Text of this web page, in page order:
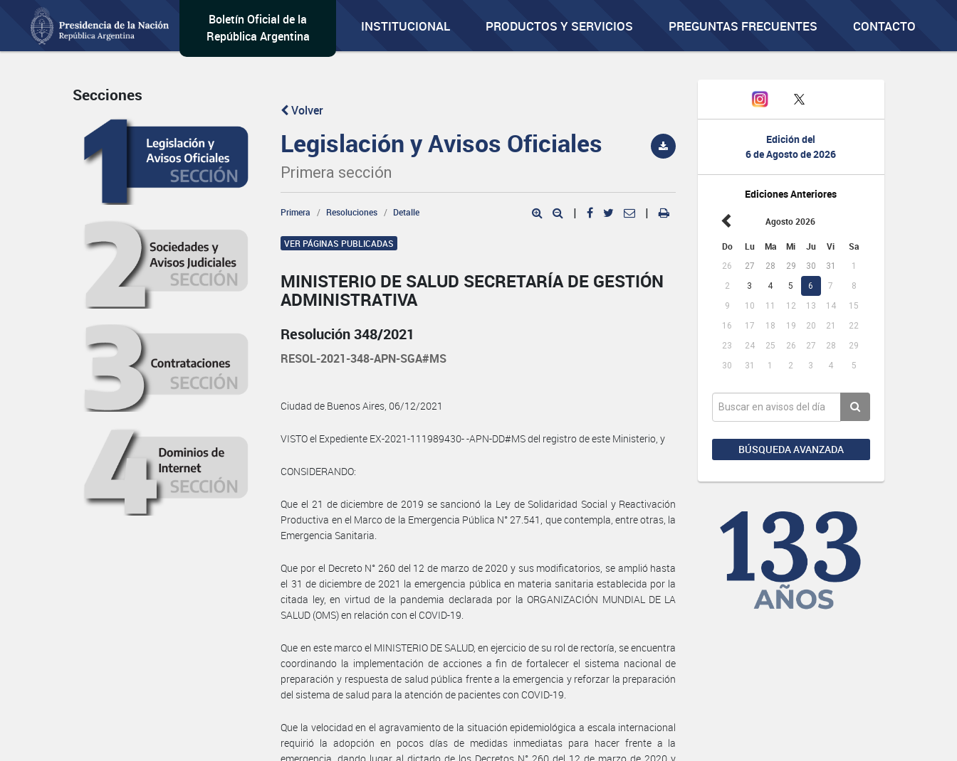
Boletín Oficial de la
República Argentina
INSTITUCIONAL PRODUCTOS Y SERVICIOS PREGUNTAS FRECUENTES CONTACTO
Edición del
6 de Agosto de 2026
Ediciones Anteriores
Agosto 2026
Do Lu Ma Mi Ju Vi Sa
26 27 28 29 30 31
1
2
3 4 5 6 7
8
9
10 11 12 13 14
15
16
17 18 19 20 21
22
23
24 25 26 27 28
29
30
31 1 2 3 4 5
BÚSQUEDA AVANZADA
Secciones
Volver
Legislación y Avisos Oficiales
Primera sección
Primera Resoluciones Detalle | |
VER PÁGINAS PUBLICADAS
MINISTERIO DE SALUD SECRETARÍA DE GESTIÓN
ADMINISTRATIVA
Resolución 348/2021
RESOL-2021-348-APN-SGA#MS
Ciudad de Buenos Aires, 06/12/2021
VISTO el Expediente EX-2021-111989430- -APN-DD#MS del registro de este Ministerio, y
CONSIDERANDO:
Que el 21 de diciembre de 2019 se sancionó la Ley de Solidaridad Social y Reactivación
Productiva en el Marco de la Emergencia Pública N° 27.541, que contempla, entre otras, la
Emergencia Sanitaria.
Que por el Decreto N° 260 del 12 de marzo de 2020 y sus modificatorios, se amplió hasta
el 31 de diciembre de 2021 la emergencia pública en materia sanitaria establecida por la
citada ley, en virtud de la pandemia declarada por la ORGANIZACIÓN MUNDIAL DE LA
SALUD (OMS) en relación con el COVID-19.
Que en este marco el MINISTERIO DE SALUD, en ejercicio de su rol de rectoría, se encuentra
coordinando la implementación de acciones a fin de fortalecer el sistema nacional de
preparación y respuesta de salud pública frente a la emergencia y reforzar la preparación
del sistema de salud para la atención de pacientes con COVID-19.
Que la velocidad en el agravamiento de la situación epidemiológica a escala internacional
requirió la adopción en pocos días de medidas inmediatas para hacer frente a la